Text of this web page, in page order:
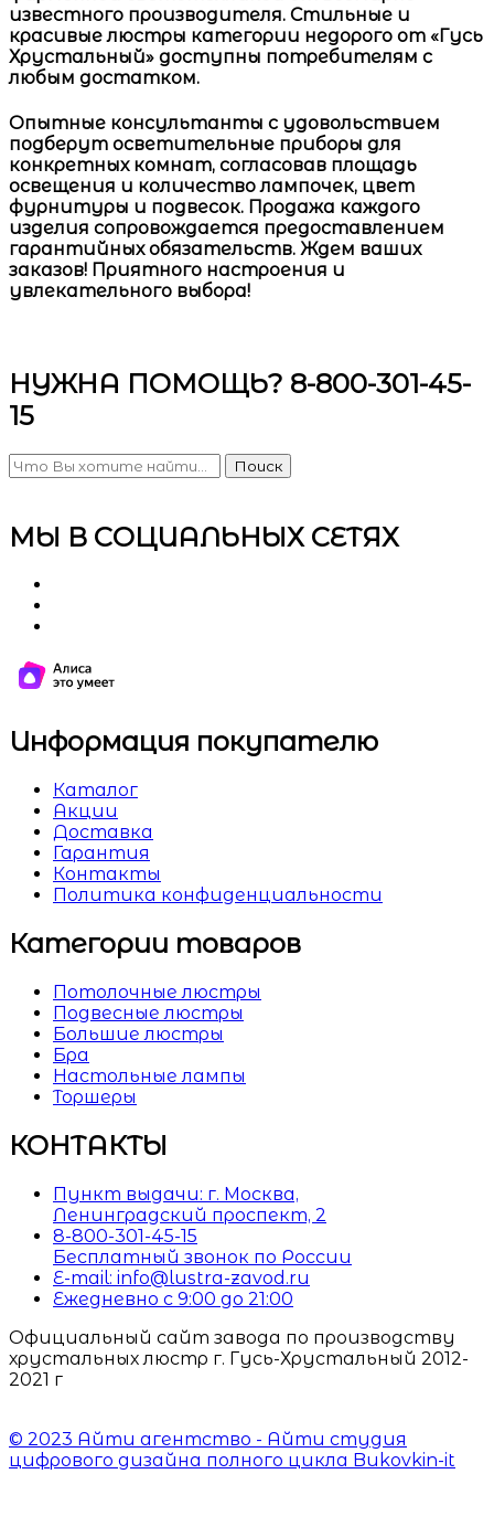
известного производителя. Стильные и
красивыелюстры категории недорого от «Гусь
Хрустальный» доступны потребителям с
любым достатком.
Опытные консультанты с удовольствием
подберут осветительные приборы для
конкретных комнат, согласовав площадь
освещения и количество лампочек, цвет
фурнитуры и подвесок. Продажа каждого
изделия сопровождается предоставлением
гарантийных обязательств. Ждем ваших
заказов! Приятного настроения и
увлекательного выбора!
НУЖНА ПОМОЩЬ? 8-800-301-45-
15
Поиск
МЫ В СОЦИАЛЬНЫХ СЕТЯХ
Информация покупателю
Каталог
Акции
Доставка
Гарантия
Контакты
Политика конфиденциальности
Категории товаров
Потолочные люстры
Подвесные люстры
Большие люстры
Бра
Настольные лампы
Торшеры
КОНТАКТЫ
Пункт выдачи: г. Москва,
Ленинградский проспект, 2
8-800-301-45-15
Бесплатный звонок по России
E-mail: info@lustra-zavod.ru
Ежедневно с 9:00 до 21:00
Официальный сайт завода по производству
хрустальных люстр г. Гусь-Хрустальный 2012-
2021 г
© 2023 Айти агентство - Айти студия
цифрового дизайна полного цикла Bukovkin-it